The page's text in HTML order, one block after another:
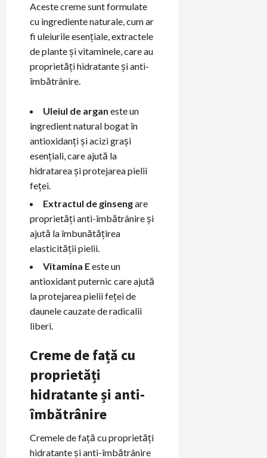
Aceste creme sunt formulate
cu ingrediente naturale, cum ar
fi uleiurile esențiale, extractele
de plante și vitaminele, care au
proprietăți hidratante și anti-
îmbătrânire.
Uleiul de argan este un
ingredient natural bogat în
antioxidanți și acizi grași
esențiali, care ajută la
hidratarea și protejarea pielii
feței.
Extractul de ginsengare
proprietăți anti-îmbătrânire și
ajută la îmbunătățirea
elasticității pielii.
Vitamina Eeste un
antioxidant puternic care ajută
la protejarea pielii feței de
daunele cauzate de radicalii
liberi.
Creme de față cu
proprietăți
hidratante și anti-
îmbătrânire
Cremele de față cu proprietăți
hidratante și anti-îmbătrânire